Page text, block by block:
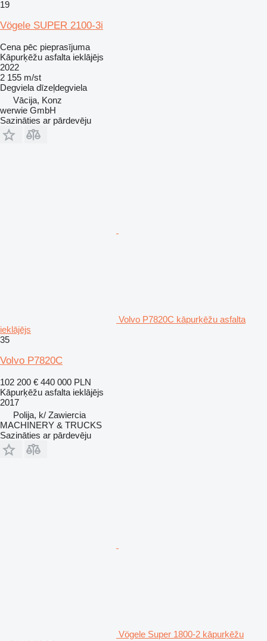
19
Vögele SUPER 2100-3i
Cena pēc pieprasījuma
Kāpurķēžu asfalta ieklājējs
2022
2 155 m/st
Degviela dīzeļdegviela
Vācija, Konz
werwie GmbH
Sazināties ar pārdevēju
Volvo P7820C kāpurķēžu asfalta
ieklājējs
35
Volvo P7820C
102 200 € 440 000 PLN
Kāpurķēžu asfalta ieklājējs
2017
Polija, k/ Zawiercia
MACHINERY & TRUCKS
Sazināties ar pārdevēju
Vögele Super 1800-2 kāpurķēžu